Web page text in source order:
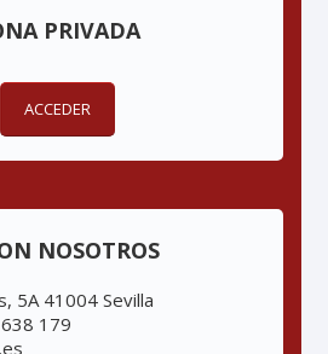
PRIVADA
ACCEDER
NOSOTROS
5A 41004 Sevilla
179